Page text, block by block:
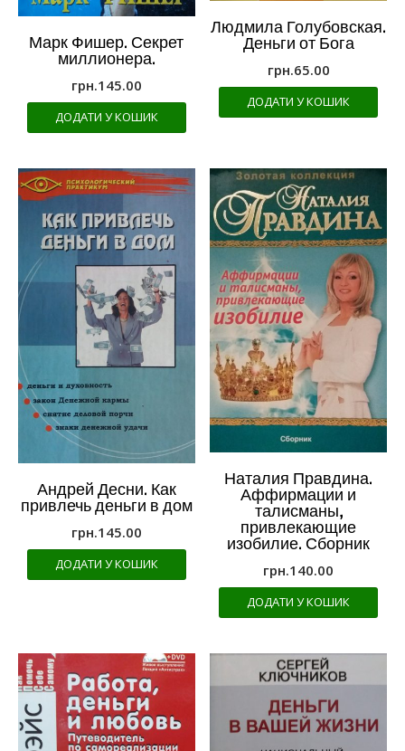
Марк Фишер. Секрет
миллионера.
грн.145.00
ДОДАТИ У КОШИК
Людмила Голубовская.
Деньги от Бога
грн.65.00
ДОДАТИ У КОШИК
Андрей Десни. Как
привлечь деньги в дом
грн.145.00
ДОДАТИ У КОШИК
Наталия Правдина.
Аффирмации и
талисманы,
привлекающие
изобилие. Сборник
грн.140.00
ДОДАТИ У КОШИК